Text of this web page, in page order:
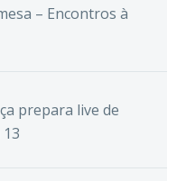
– Encontros à
prepara live de